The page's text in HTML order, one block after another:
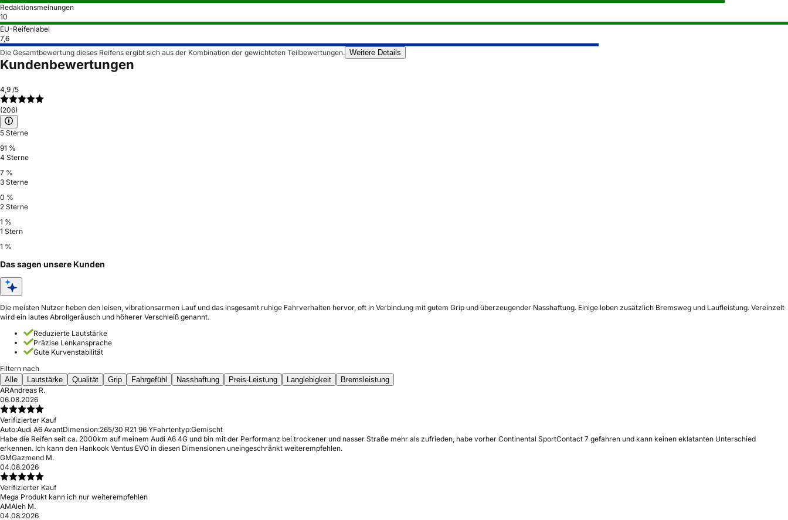
Redaktionsmeinungen
10
EU-Reifenlabel
7,6
Die Gesamtbewertung dieses Reifens ergibt sich aus der Kombination der gewichteten Teilbewertungen. Weitere Details
Kundenbewertungen
4,9 /5
(206)
5 Sterne
91 %
4 Sterne
7 %
3 Sterne
0 %
2 Sterne
1 %
1 Stern
1 %
Das sagen unsere Kunden
Die meisten Nutzer heben den leisen, vibrationsarmen Lauf und das insgesamt ruhige Fahrverhalten hervor, oft in Verbindung mit gutem Grip und überzeugender Nasshaftung. Einige loben zusätzlich Bremsweg und Laufleistung. Vereinzelt
wird ein lautes Abrollgeräusch und höherer Verschleiß genannt.
Reduzierte Lautstärke
Präzise Lenkansprache
Gute Kurvenstabilität
Filtern nach
Alle
Lautstärke Qualität Grip Fahrgefühl Nasshaftung Preis-Leistung Langlebigkeit
Bremsleistung
ARAndreas R.
06.08.2026
Verifizierter Kauf
Auto:Audi A6 AvantDimension:265/30 R21 96 YFahrtentyp:Gemischt
Habe die Reifen seit ca. 2000km auf meinem Audi A6 4G und bin mit der Performanz bei trockener und nasser Straße mehr als zufrieden, habe vorher Continental SportContact 7 gefahren und kann keinen eklatanten Unterschied
erkennen. Ich kann den Hankook Ventus EVO in diesen Dimensionen uneingeschränkt weiterempfehlen.
GMGazmend M.
04.08.2026
Verifizierter Kauf
Mega Produkt kann ich nur weiterempfehlen
AMAleh M.
04.08.2026